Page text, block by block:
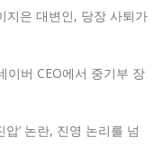
지은 대변인, 당장 사퇴가
이버 CEO에서 중기부 장
’ 논란, 진영 논리를 넘